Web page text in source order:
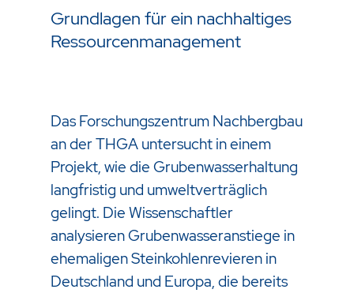
Grundlagen für ein nachhaltiges
Ressourcenmanagement
Das Forschungszentrum Nachbergbau
an der THGA untersucht in einem
Projekt, wie die Grubenwasserhaltung
langfristig und umweltverträglich
gelingt. Die Wissenschaftler
analysieren Grubenwasseranstiege in
ehemaligen Steinkohlenrevieren in
Deutschland und Europa, die bereits